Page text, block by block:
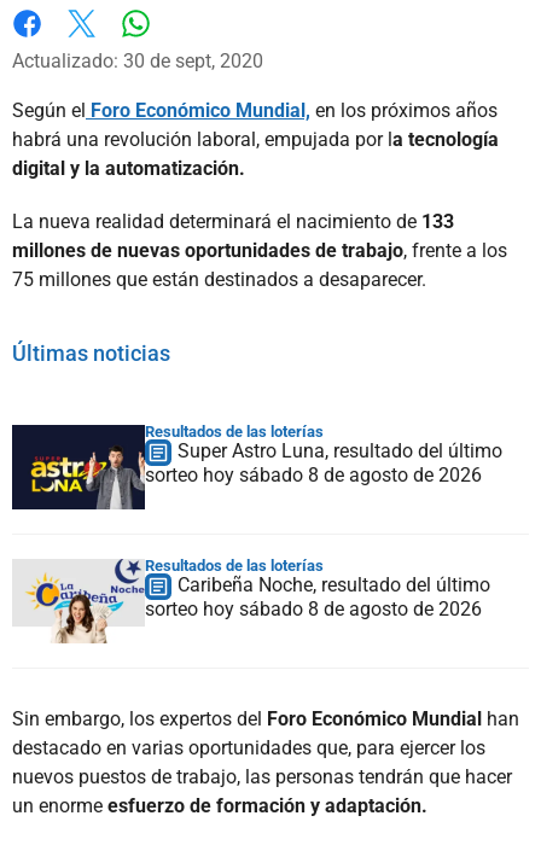
Facebook
X
Actualizado: 30 de sept, 2020
Según el Foro Económico Mundial, en los próximos años
habrá una revolución laboral, empujada por la tecnología
digital y la automatización.
La nueva realidad determinará el nacimiento de 133
millones de nuevas oportunidades de trabajo, frente a los
75 millones que están destinados a desaparecer.
Últimas noticias
Resultados de las loterías
Super Astro Luna, resultado del último
sorteo hoy sábado 8 de agosto de 2026
Resultados de las loterías
Caribeña Noche, resultado del último
sorteo hoy sábado 8 de agosto de 2026
Sin embargo, los expertos del Foro Económico Mundial han
destacado en varias oportunidades que, para ejercer los
nuevos puestos de trabajo, las personas tendrán que hacer
un enorme esfuerzo de formación y adaptación.